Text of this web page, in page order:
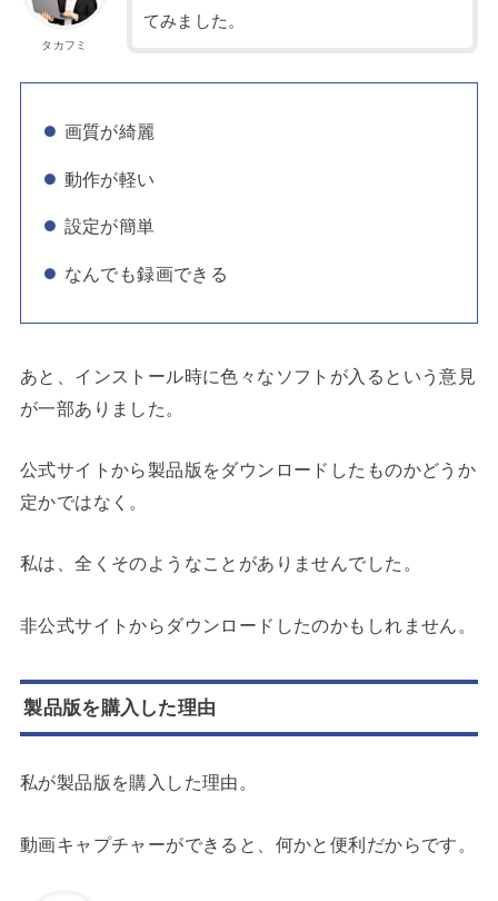
タカフミ
てみました。
画質が綺麗
動作が軽い
設定が簡単
なんでも録画できる
あと、インストール時に色々なソフトが入るという意見
が一部ありました。
公式サイトから製品版をダウンロードしたものかどうか
定かではなく。
私は、全くそのようなことがありませんでした。
非公式サイトからダウンロードしたのかもしれません。
製品版を購入した理由
私が製品版を購入した理由。
動画キャプチャーができると、何かと便利だからです。